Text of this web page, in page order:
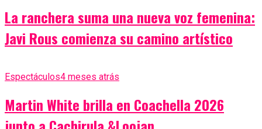
La ranchera suma una nueva voz femenina:
Javi Rous comienza su camino artístico
Espectáculos4 meses atrás
Martin White brilla en Coachella 2026